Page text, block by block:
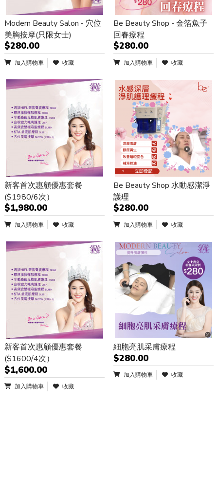
Modern Beauty Salon - 穴位
美胸按摩(只限女士)
$280.00
加入購物車 收藏
Be Beauty Shop - 金箔魚子
回春療程
$280.00
加入購物車 收藏
新客首次惠顧優惠套餐
($1980/6次）
$1,980.00
加入購物車 收藏
Be Beauty Shop 水動感潔淨
護理
$280.00
加入購物車 收藏
新客首次惠顧優惠套餐
($1600/4次）
$1,600.00
加入購物車 收藏
細胞亮肌采膚療程
$280.00
加入購物車 收藏